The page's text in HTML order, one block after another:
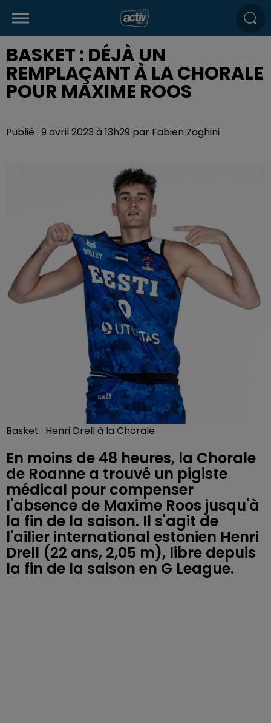
BASKET : DÉJÀ UN
REMPLAÇANT À LA CHORALE
POUR MAXIME ROOS
Publié : 9 avril 2023 à 13h29 par Fabien Zaghini
Basket : Henri Drell à la Chorale
En moins de 48 heures, la Chorale
de Roanne a trouvé un pigiste
médical pour compenser
l'absence de Maxime Roos jusqu'à
la fin de la saison. Il s'agit de
l'ailier international estonien Henri
Drell (22 ans, 2,05 m), libre depuis
la fin de la saison en G League.